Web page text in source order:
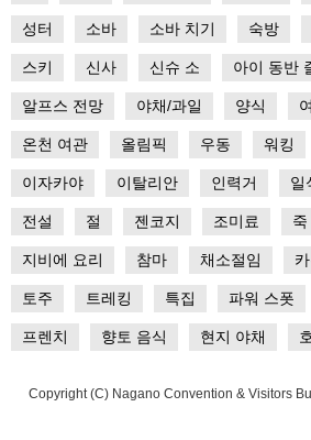
성터 소바 소바 치기 숙방
스키 신사 신슈 소 아이 동반
알프스 전망 야채/과일 양식
온천 여관 올림픽 우동 워킹
이자카야 이탈리안 인력거 일
전설 절 젠코지 조미료 죽
지비에 요리 참마 채소절임
토주 트레킹 특집 파워 스폿
프렌치 향토 음식 현지 야채
Copyright (C) Nagano Convention & Visitors